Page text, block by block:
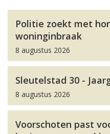
Politie zoekt met
woninginbraak
8 augustus 2026
Sleutelstad 30 -
8 augustus 2026
Voorschoten past